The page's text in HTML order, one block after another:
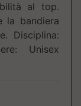
al top.
la bandiera
Disciplina:
Unisex